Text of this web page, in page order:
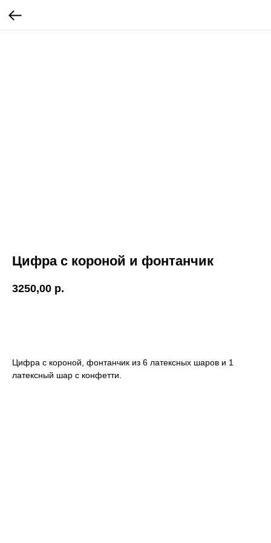
Цифра с короной и фонтанчик
3250,00 р.
Цифра с короной, фонтанчик из 6 латексных шаров и 1
латексный шар с конфетти.